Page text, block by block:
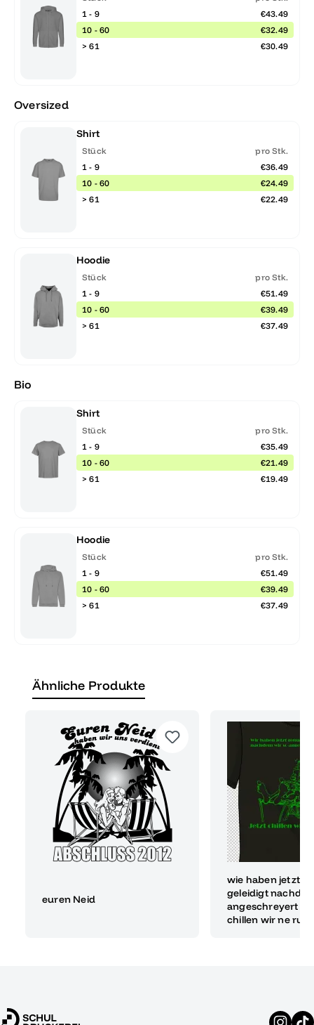
1 - 9
€43.49
10 - 60
€32.49
> 61
€30.49
Oversized
Shirt
Stück
pro Stk.
1 - 9
€36.49
10 - 60
€24.49
> 61
€22.49
Hoodie
Stück
pro Stk.
1 - 9
€51.49
10 - 60
€39.49
> 61
€37.49
Bio
Shirt
Stück
pro Stk.
1 - 9
€35.49
10 - 60
€21.49
> 61
€19.49
Hoodie
Stück
pro Stk.
1 - 9
€51.49
10 - 60
€39.49
> 61
€37.49
Ähnliche Produkte
euren Neid
wie haben jetzt
geleidigt
angeschreyert
chillen wir ne